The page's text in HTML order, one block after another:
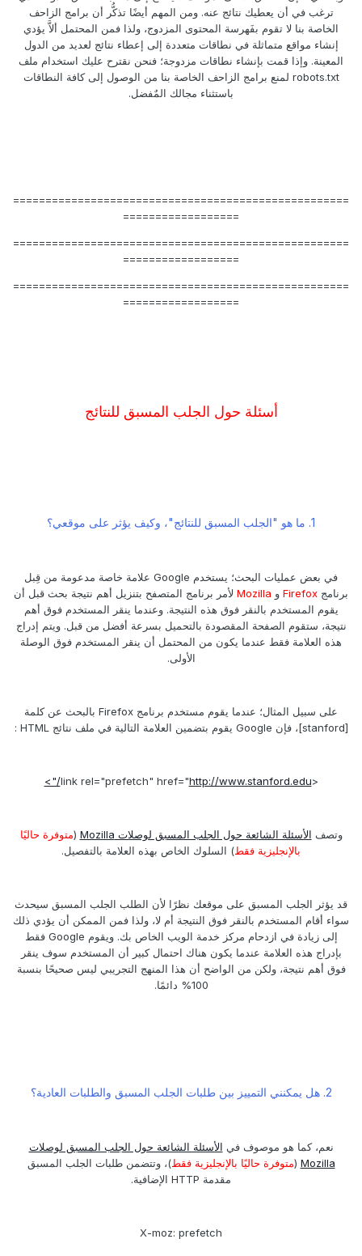
ترغب في أن يعطيك نتائج عنه. ومن المهم أيضًا تذكُّر أن برامج الزاحف
الخاصة بنا لا تقوم بفَهرسة المحتوى المزدوج، ولذا فمن المحتمل ألاَّ يؤدي
إنشاء مواقع متماثلة في نطاقات متعددة إلى إعطاء نتائج لعديد من الدول
المعينة. وإذا قمت بإنشاء نطاقات مزدوجة؛ فنحن نقترح عليك استخدام ملف
robots.txt لمنع برامج الزاحف الخاصة بنا من الوصول إلى كافة النطاقات
باستثناء مجالك المٌفضل.
====================================================
==================
====================================================
==================
====================================================
==================
أسئلة حول الجلب المسبق للنتائج
في بعض عمليات البحث؛ يستخدم Google علامة خاصة مدعومة من قِبل
برنامج Firefoxو Mozillaلأمر برنامج المتصفح بتنزيل أهم نتيجة بحث قبل أن
يقوم المستخدم بالنقر فوق هذه النتيجة. وعندما ينقر المستخدم فوق أهم
نتيجة، ستقوم الصفحة المقصودة بالتحميل بسرعة أفضل من قبل. ويتم إدراج
هذه العلامة فقط عندما يكون من المحتمل أن ينقر المستخدم فوق الوصلة
الأولى.
على سبيل المثال؛ عندما يقوم مستخدم برنامج Firefox بالبحث عن كلمة
<link rel="prefetch" href="
http://www.stanford.edu/">
وتصف الأسئلة الشائعة حول الجلب المسبق لوصلات Mozilla ( متوفرة حاليًا
بالإنجليزية فقط) السلوك الخاص بهذه العلامة بالتفصيل.
قد يؤثر الجلب المسبق على موقعك نظرًا لأن الطلب الجلب المسبق سيحدث
سواء أقام المستخدم بالنقر فوق النتيجة أم لا، ولذا فمن الممكن أن يؤدي ذلك
إلى زيادة في ازدحام مركز خدمة الويب الخاص بك. ويقوم Google فقط
بإدراج هذه العلامة عندما يكون هناك احتمال كبير أن المستخدم سوف ينقر
فوق أهم نتيجة، ولكن من الواضح أن هذا المنهج التجريبي ليس صحيحًا بنسبة
100% دائمًا.
2. هل يمكنني التمييز بين طلبات الجلب المسبق والطلبات العادية؟
نعم، كما هو موصوف في الأسئلة الشائعة حول الجلب المسبق لوصلات
Mozilla
( متوفرة حاليًا بالإنجليزية فقط)، وتتضمن طلبات الجلب المسبق
مقدمة HTTP الإضافية.
X-moz: prefetch